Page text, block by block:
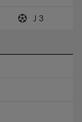
Ｊ3